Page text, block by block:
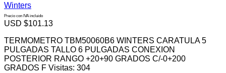
Winters
Precio con IVA incluido
USD $101.13
TERMOMETRO TBM50060B6 WINTERS CARATULA 5
PULGADAS TALLO 6 PULGADAS CONEXION
POSTERIOR RANGO +20+90 GRADOS C/-0+200
GRADOS F Visitas: 304